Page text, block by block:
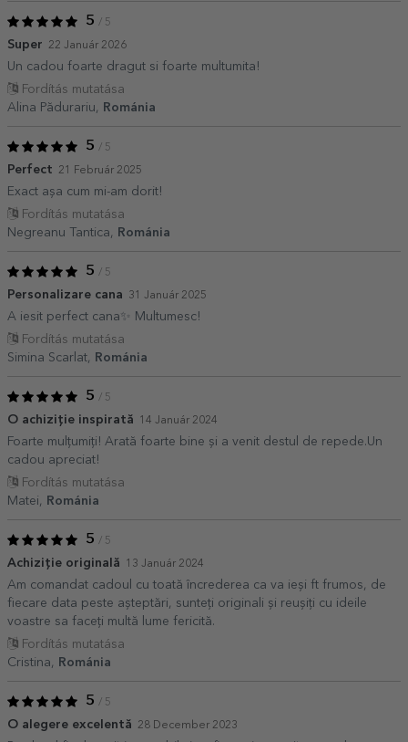
5 / 5
Super 22 Január 2026
Un cadou foarte dragut si foarte multumita!
Fordítás mutatása
Alina Pădurariu,
Románia
5 / 5
Perfect 21 Február 2025
Exact așa cum mi-am dorit!
Fordítás mutatása
Negreanu Tantica,
Románia
5 / 5
Personalizare cana 31 Január 2025
A iesit perfect cana✨ Multumesc!
Fordítás mutatása
Simina Scarlat,
Románia
5 / 5
O achiziție inspirată 14 Január 2024
Foarte mulțumiți! Arată foarte bine și a venit destul de repede.Un
cadou apreciat!
Fordítás mutatása
Matei,
Románia
5 / 5
Achiziție originală 13 Január 2024
Am comandat cadoul cu toată încrederea ca va ieși ft frumos, de
fiecare data peste așteptări, sunteți originali și reușiți cu ideile
voastre sa faceți multă lume fericită.
Fordítás mutatása
Cristina,
Románia
5 / 5
O alegere excelentă 28 December 2023